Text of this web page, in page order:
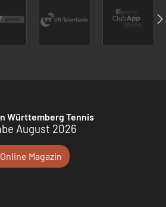
Württemberg Tennis
August 2026
Magazin